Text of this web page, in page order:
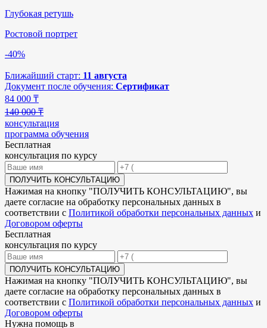
Глубокая ретушь
Ростовой портрет
-40%
Ближайший старт: 11 августа
Документ после обучения: Сертификат
84 000 ₸
140 000 ₸
консультация
программа обучения
Бесплатная
консультация по курсу
ПОЛУЧИТЬ КОНСУЛЬТАЦИЮ
Нажимая на кнопку "ПОЛУЧИТЬ КОНСУЛЬТАЦИЮ", вы
даете согласие на обработку персональных данных в
соответствии с Политикой обработки персональных данных и
Договором оферты
Бесплатная
консультация по курсу
ПОЛУЧИТЬ КОНСУЛЬТАЦИЮ
Нажимая на кнопку "ПОЛУЧИТЬ КОНСУЛЬТАЦИЮ", вы
даете согласие на обработку персональных данных в
соответствии с Политикой обработки персональных данных и
Договором оферты
Нужна помощь в